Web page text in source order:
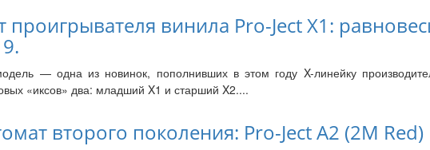
проигрывателя винила Pro-Ject X1:
— одна из новинок, пополнивших в этом году X-линейку
«иксов» два: младший X1 и старший X2....
второго поколения: Pro-Ject A2 (2M Red)